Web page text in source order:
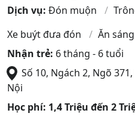
Dịch vụ: Đón muộn
Xe buýt đưa đón
Ăn sáng
Nhận trẻ: 6 tháng - 6 tuổi
Số 10, Ngách 2, Ngõ
Nội
Học phí: 1,4 Triệu đến 2